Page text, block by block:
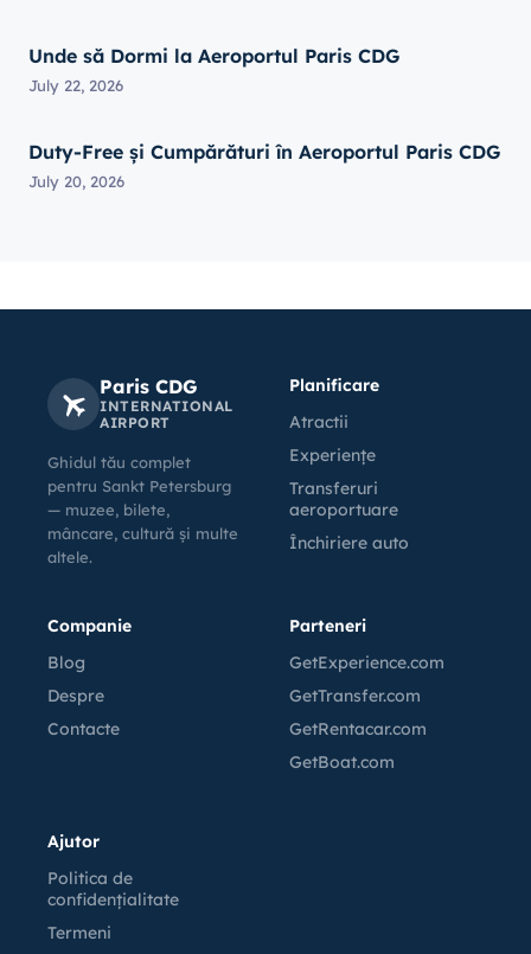
Unde să Dormi la Aeroportul Paris CDG
July 22, 2026
Duty-Free și Cumpărături în Aeroportul Paris CDG
July 20, 2026
Paris CDG
INTERNATIONAL
AIRPORT
Ghidul tău complet
pentru Sankt Petersburg
— muzee, bilete,
mâncare, cultură și multe
altele.
Planificare
Atractii
Experiențe
Transferuri
aeroportuare
Închiriere auto
Companie
Blog
Despre
Contacte
Parteneri
GetExperience.com
GetTransfer.com
GetRentacar.com
GetBoat.com
Ajutor
Politica de
confidențialitate
Termeni